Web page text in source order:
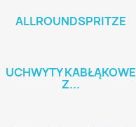
ALLROUNDSPRITZE
UCHWYTY KABŁĄKOWE
Z...